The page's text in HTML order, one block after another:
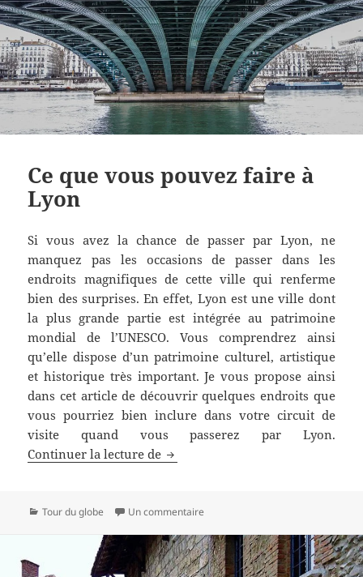
Ce que vous pouvez faire à
Lyon
Si vous avez la chance de passer par Lyon, ne
manquez pas les occasions de passer dans les
endroits magnifiques de cette ville qui renferme
bien des surprises. En effet, Lyon est une ville dont
la plus grande partie est intégrée au patrimoine
mondial de l’UNESCO. Vous comprendrez ainsi
qu’elle dispose d’un patrimoine culturel, artistique
et historique très important. Je vous propose ainsi
dans cet article de découvrir quelques endroits que
vous pourriez bien inclure dans votre circuit de
visite quand vous passerez par Lyon.
Continuer la lecture de Ce que vous pouvez faire à Lyon
Catégories
Tour du globe Un commentaire